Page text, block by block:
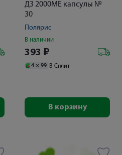
Д3 2000МЕ капсулы №
30
Полярис
В наличии
393 ₽
4 × 99 В Сплит
В корзину